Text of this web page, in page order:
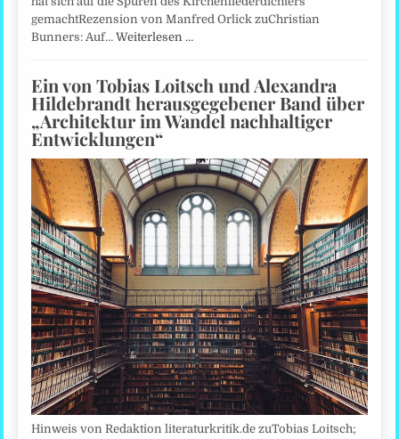
gemachtRezension von Manfred Orlick zuChristian
Bunners: Auf…Weiterlesen …
Ein von Tobias Loitsch und Alexandra
Hildebrandt herausgegebener Band über
„Architektur im Wandel nachhaltiger
Entwicklungen“
Hinweis von Redaktion literaturkritik.de zuTobias Loitsch;